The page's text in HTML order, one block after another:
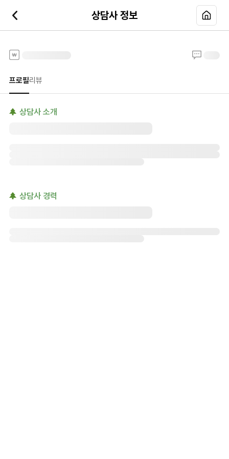
상담사 정보
프로필리뷰
상담사 소개
상담사 경력